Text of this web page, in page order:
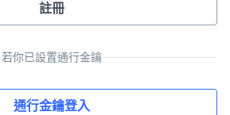
註冊
若你已設置通行金鑰
通行金鑰登入